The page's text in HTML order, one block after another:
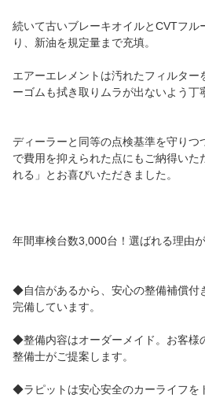
続いて古いブレーキオイルとCVTフル
り、新油を規定量まで充填。
エアーエレメントは汚れたフィルター
ーゴムも拭き取りムラが出ないよう丁
ディーラーと同等の点検基準を守りつ
で費用を抑えられた点にもご納得いた
れる」とお喜びいただきました。
年間車検台数3,000台！選ばれる理由が
◆自信があるから、安心の整備補償付
完備しています。
◆整備内容はオーダーメイド。お客様
整備士がご提案します。
◆ラピットは安心安全のカーライフを